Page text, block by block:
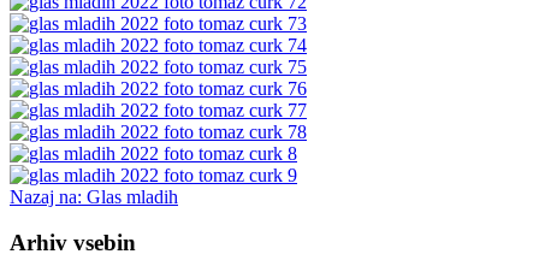
Nazaj na: Glas mladih
Arhiv vsebin